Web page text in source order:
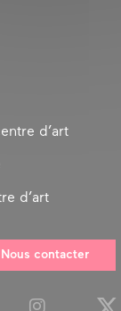
d’art
d’art
Nous contacter